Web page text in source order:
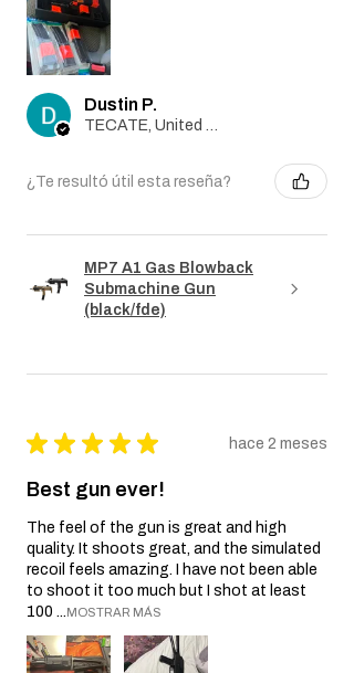
Dustin P.
TECATE, United States
¿Te resultó útil esta reseña?
MP7 A1 Gas Blowback
Submachine Gun
(black/fde)
★ ★ ★ ★ ★ hace 2 meses
Best gun ever!
The feel of the gun is great and high
quality. It shoots great, and the simulated
recoil feels amazing. I have not been able
to shoot it too much but I shot at least
100 ... MOSTRAR MÁS